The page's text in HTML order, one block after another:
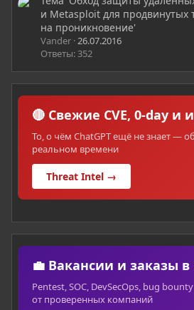
и Metasploit для продвинутых
на проникновение'
Vander 26.07.2016
Ответы: 352
🔴 Свежие CVE, 0-day и
То, о чём ChatGPT ещё не знает —
реальном времени
Threat Intel →
💼 Вакансии и заказы
Pentest, SOC, DevSecOps, bug
от проверенных компаний